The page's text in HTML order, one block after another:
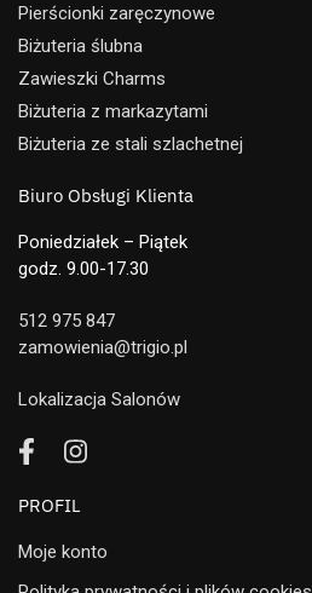
Pierścionki zaręczynowe
Biżuteria ślubna
Zawieszki Charms
Biżuteria z markazytami
Biżuteria ze stali szlachetnej
Biuro Obsługi Klienta
Poniedziałek – Piątek
godz. 9.00-17.30
512 975 847
zamowienia@trigio.pl
Lokalizacja Salonów
PROFIL
Moje konto